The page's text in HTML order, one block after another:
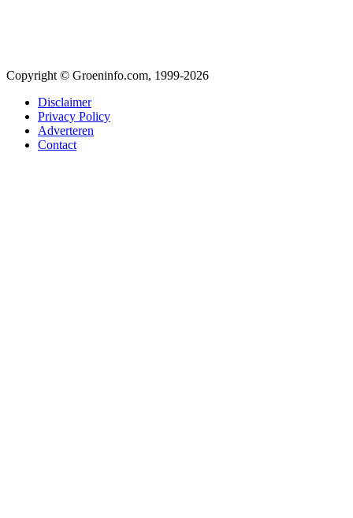
Copyright © Groeninfo.com, 1999-2026
Disclaimer
Privacy Policy
Adverteren
Contact